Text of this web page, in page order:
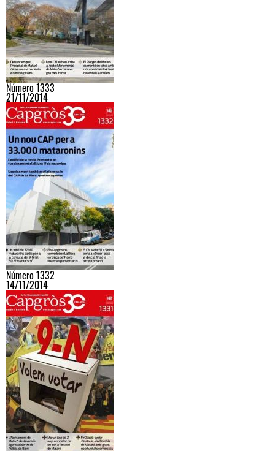
Número 1333
21/11/2014
Número 1332
14/11/2014